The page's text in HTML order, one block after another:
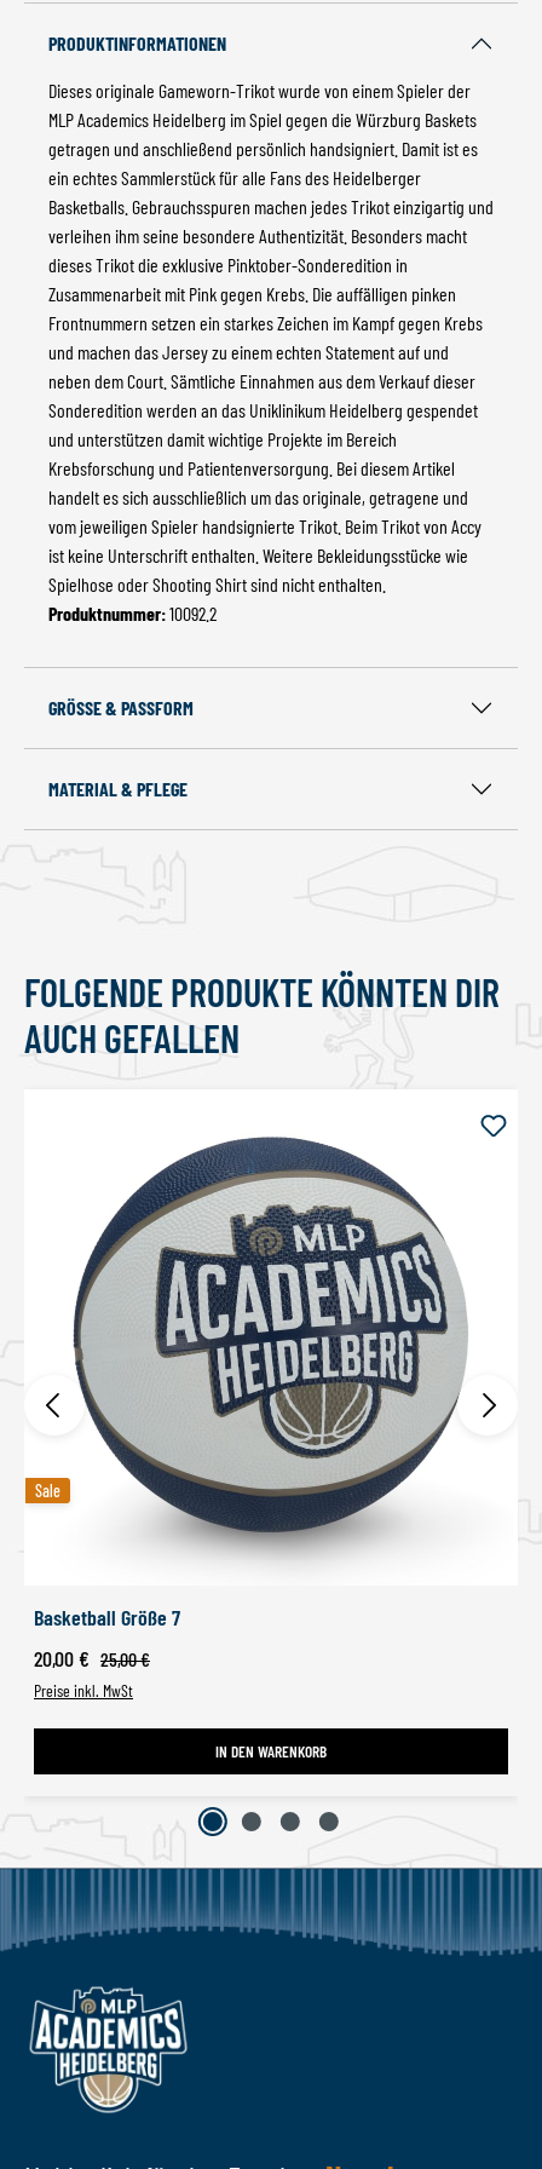
PRODUKTINFORMATIONEN
Dieses originale Gameworn-Trikot wurde von einem Spieler der
MLP Academics Heidelberg im Spiel gegen die Würzburg Baskets
getragen und anschließend persönlich handsigniert. Damit ist es
ein echtes Sammlerstück für alle Fans des Heidelberger
Basketballs. Gebrauchsspuren machen jedes Trikot einzigartig und
verleihen ihm seine besondere Authentizität. Besonders macht
dieses Trikot die exklusive Pinktober-Sonderedition in
Zusammenarbeit mit Pink gegen Krebs. Die auffälligen pinken
Frontnummern setzen ein starkes Zeichen im Kampf gegen Krebs
und machen das Jersey zu einem echten Statement auf und
neben dem Court. Sämtliche Einnahmen aus dem Verkauf dieser
Sonderedition werden an das Uniklinikum Heidelberg gespendet
und unterstützen damit wichtige Projekte im Bereich
Krebsforschung und Patientenversorgung. Bei diesem Artikel
handelt es sich ausschließlich um das originale, getragene und
vom jeweiligen Spieler handsignierte Trikot. Beim Trikot von Accy
ist keine Unterschrift enthalten. Weitere Bekleidungsstücke wie
Spielhose oder Shooting Shirt sind nicht enthalten.
Produktnummer:10092.2
GRÖSSE & PASSFORM
MATERIAL & PFLEGE
Produktgalerie überspringen
FOLGENDE PRODUKTE KÖNNTEN DIR
AUCH GEFALLEN
Sale
Sale
Basketball Größe 7
Verkaufspreis:
20,00 € Regulärer Preis:
25,00 €
Preise inkl. MwSt
IN DEN WARENKORB